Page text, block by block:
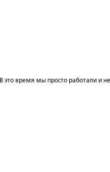
В это время мы просто работали и